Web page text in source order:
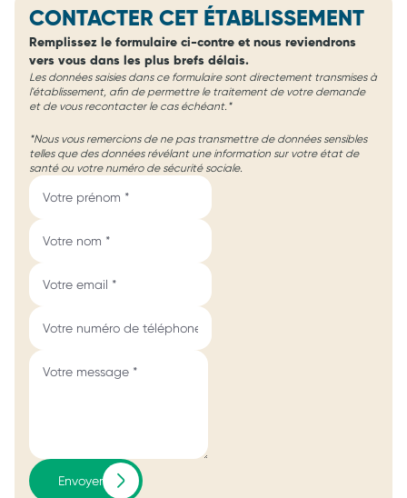
CONTACTER CET ÉTABLISSEMENT
Remplissez le formulaire ci-contre et nous reviendrons
vers vous dans les plus brefs délais.
Les données saisies dans ce formulaire sont directement transmises à
l'établissement, afin de permettre le traitement de votre demande
et de vous recontacter le cas échéant.*
*Nous vous remercions de ne pas transmettre de données sensibles
telles que des données révélant une information sur votre état de
santé ou votre numéro de sécurité sociale.
Envoyer